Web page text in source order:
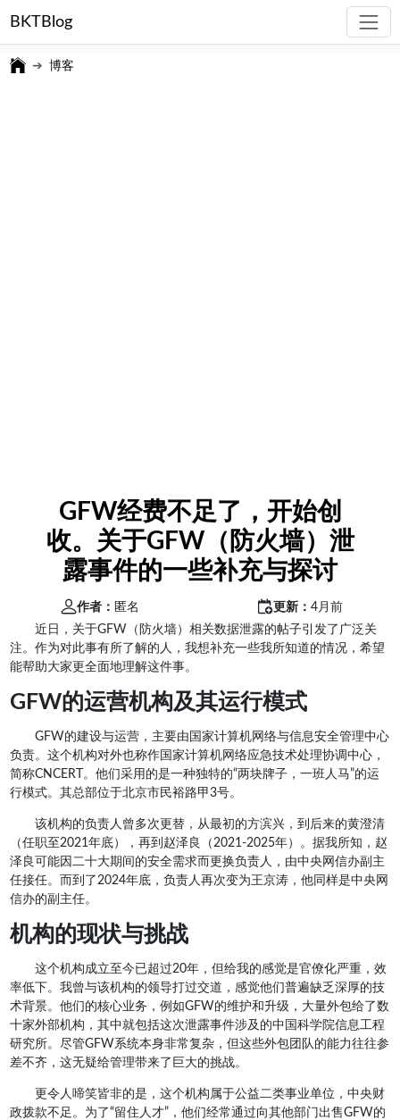
BKTBlog
博客
GFW经费不足了，开始创
收。关于GFW（防火墙）泄
露事件的一些补充与探讨
作者： 匿名 更新：4月前
近日，关于GFW（防火墙）相关数据泄露的帖子引发了广泛关
注。作为对此事有所了解的人，我想补充一些我所知道的情况，希望
能帮助大家更全面地理解这件事。
GFW的运营机构及其运行模式
GFW的建设与运营，主要由国家计算机网络与信息安全管理中心
负责。这个机构对外也称作国家计算机网络应急技术处理协调中心，
简称CNCERT。他们采用的是一种独特的“两块牌子，一班人马”的运
行模式。其总部位于北京市民裕路甲3号。
该机构的负责人曾多次更替，从最初的方滨兴，到后来的黄澄清
（任职至2021年底），再到赵泽良（2021-2025年）。据我所知，赵
泽良可能因二十大期间的安全需求而更换负责人，由中央网信办副主
任接任。而到了2024年底，负责人再次变为王京涛，他同样是中央网
信办的副主任。
机构的现状与挑战
这个机构成立至今已超过20年，但给我的感觉是官僚化严重，效
率低下。我曾与该机构的领导打过交道，感觉他们普遍缺乏深厚的技
术背景。他们的核心业务，例如GFW的维护和升级，大量外包给了数
十家外部机构，其中就包括这次泄露事件涉及的中国科学院信息工程
研究所。尽管GFW系统本身非常复杂，但这些外包团队的能力往往参
差不齐，这无疑给管理带来了巨大的挑战。
更令人啼笑皆非的是，这个机构属于公益二类事业单位，中央财
政拨款不足。为了“留住人才”，他们经常通过向其他部门出售GFW的